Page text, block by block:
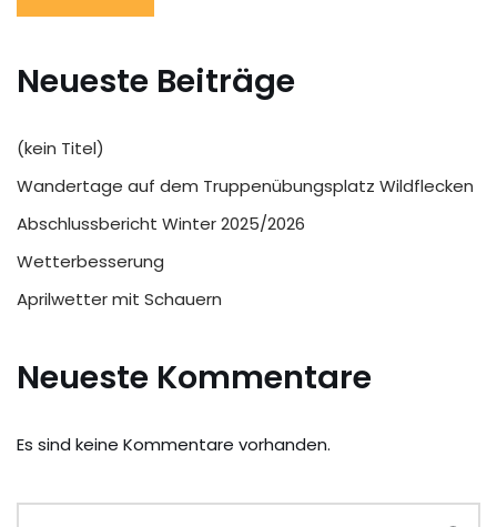
Neueste Beiträge
(kein Titel)
Wandertage auf dem Truppenübungsplatz Wildflecken
Abschlussbericht Winter 2025/2026
Wetterbesserung
Aprilwetter mit Schauern
Neueste Kommentare
Es sind keine Kommentare vorhanden.